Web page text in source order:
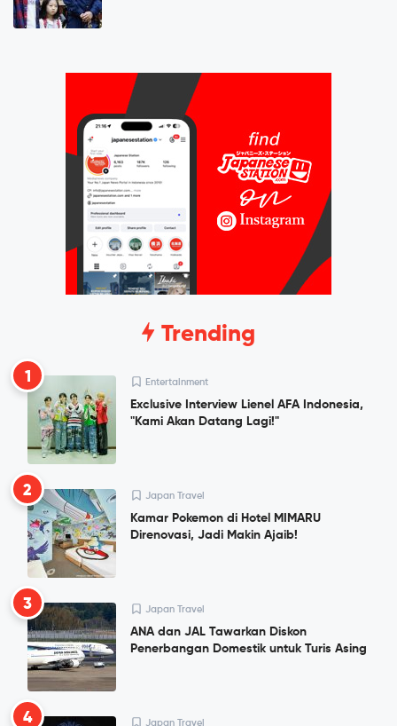
Trending
1 Entertainment
Exclusive Interview Lienel AFA Indonesia,
"Kami Akan Datang Lagi!"
2 Japan Travel
Kamar Pokemon di Hotel MIMARU
Direnovasi, Jadi Makin Ajaib!
3 Japan Travel
ANA dan JAL Tawarkan Diskon
Penerbangan Domestik untuk Turis Asing
4 Japan Travel